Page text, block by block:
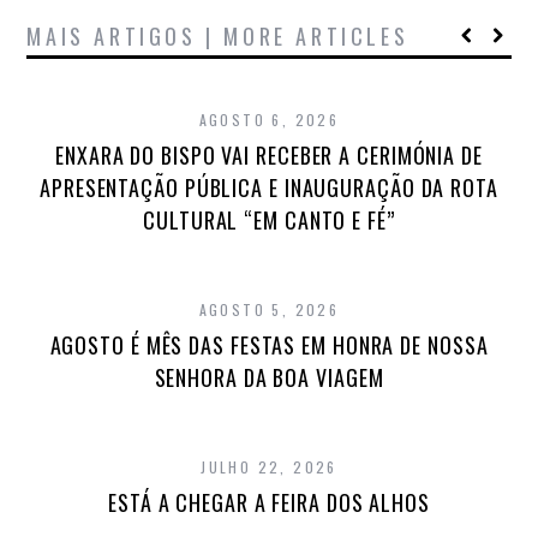
MAIS ARTIGOS | MORE ARTICLES
AGOSTO 6, 2026
ENXARA DO BISPO VAI RECEBER A CERIMÓNIA DE
APRESENTAÇÃO PÚBLICA E INAUGURAÇÃO DA ROTA
CULTURAL “EM CANTO E FÉ”
AGOSTO 5, 2026
AGOSTO É MÊS DAS FESTAS EM HONRA DE NOSSA
SENHORA DA BOA VIAGEM
JULHO 22, 2026
ESTÁ A CHEGAR A FEIRA DOS ALHOS